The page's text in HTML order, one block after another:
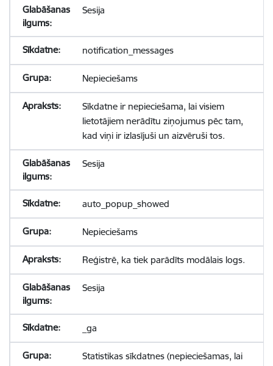
Sesija
notification_messages
Nepieciešams
Sīkdatne ir nepieciešama, lai visiem
lietotājiem nerādītu ziņojumus pēc tam,
kad viņi ir izlasījuši un aizvēruši tos.
Sesija
auto_popup_showed
Nepieciešams
Reģistrē, ka tiek parādīts modālais logs.
Sesija
_ga
Statistikas sīkdatnes (nepieciešamas, lai